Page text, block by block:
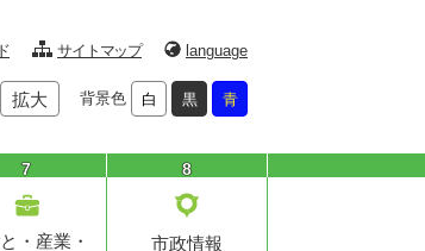
サイトマップ language
拡大 背景色 白 黒 青
7
・産業・
8
市政情報